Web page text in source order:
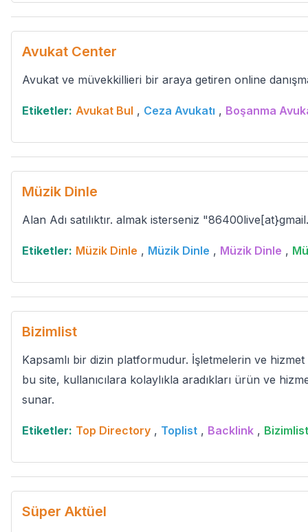
Avukat Center
Avukat ve müvekkillieri bir araya getiren online
Etiketler: Avukat Bul , Ceza Avukatı , Boşanma
Müzik Dinle
Alan Adı satılıktır. almak isterseniz
Etiketler: Müzik Dinle , Müzik Dinle , Müzik Dinle ,
Bizimlist
Kapsamlı bir dizin platformudur. İşletmelerin ve hizmet
bu site, kullanıcılara kolaylıkla aradıkları ürün ve
sunar.
Etiketler: Top Directory , Toplist , Backlink , Bizimlist
Süper Aktüel